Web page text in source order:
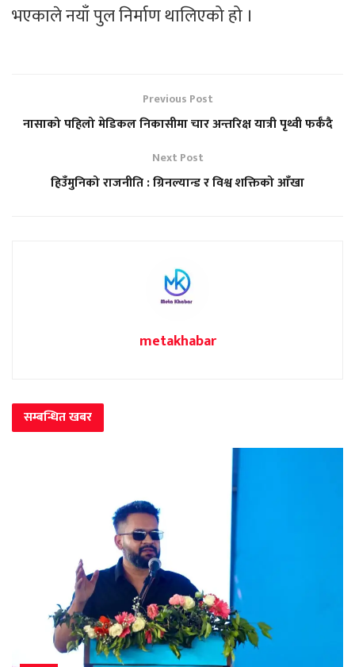
भएकाले नयाँ पुल निर्माण थालिएको हो ।
Previous Post
नासाको पहिलो मेडिकल निकासीमा चार अन्तरिक्ष यात्री पृथ्वी फर्कँदै
Next Post
हिउँमुनिको राजनीति : ग्रिनल्यान्ड र विश्व शक्तिको आँखा
metakhabar
सम्बन्धितखबर